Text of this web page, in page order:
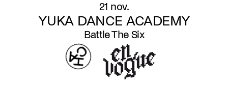
21 nov.
YUKA DANCE ACADEMY
Battle The Six